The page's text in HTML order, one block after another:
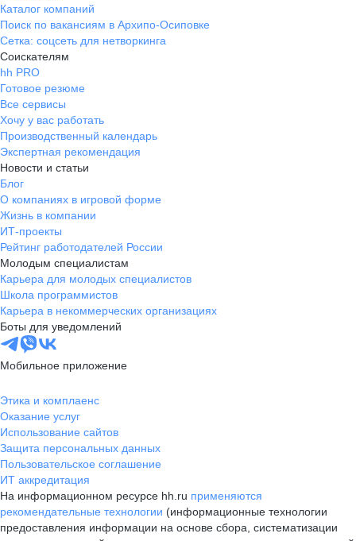
Каталог компаний
Поиск по вакансиям в Архипо-Осиповке
Сетка: соцсеть для нетворкинга
Соискателям
hh PRO
Готовое резюме
Все сервисы
Хочу у вас работать
Производственный календарь
Экспертная рекомендация
Новости и статьи
Блог
О компаниях в игровой форме
Жизнь в компании
ИТ-проекты
Рейтинг работодателей России
Молодым специалистам
Карьера для молодых специалистов
Школа программистов
Карьера в некоммерческих организациях
Боты для уведомлений
Мобильное приложение
Этика и комплаенс
Оказание услуг
Использование сайтов
Защита персональных данных
Пользовательское соглашение
ИТ аккредитация
На информационном ресурсе hh.ru применяются
рекомендательные технологии (информационные технологии
предоставления информации на основе сбора, систематизации